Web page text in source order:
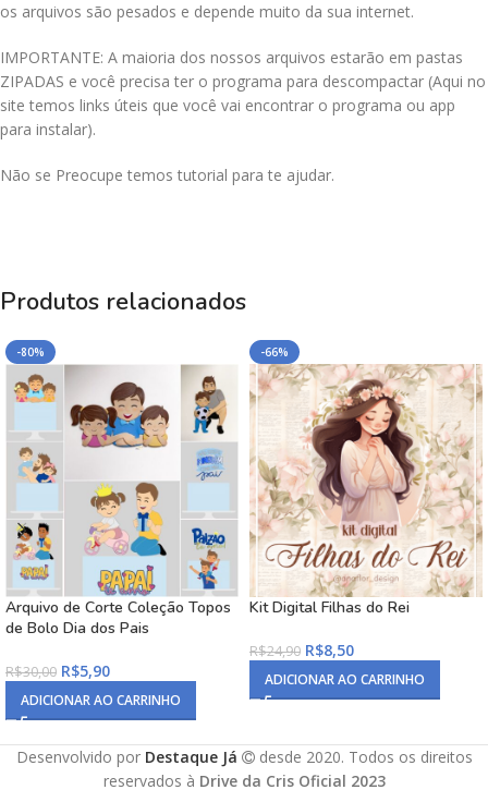
os arquivos são pesados e depende muito da sua internet.
IMPORTANTE: A maioria dos nossos arquivos estarão em pastas
ZIPADAS e você precisa ter o programa para descompactar (Aqui no
site temos links úteis que você vai encontrar o programa ou app
para instalar).
Não se Preocupe temos tutorial para te ajudar.
Produtos relacionados
-80%
Arquivo de Corte Coleção Topos
de Bolo Dia dos Pais
R$30,00 R$5,90
ADICIONAR AO CARRINHO
-66%
Kit Digital Filhas do Rei
R$24,90 R$8,50
ADICIONAR AO CARRINHO
Desenvolvido por Destaque Já
desde 2020. Todos os direitos
reservados à Drive da Cris Oficial 2023